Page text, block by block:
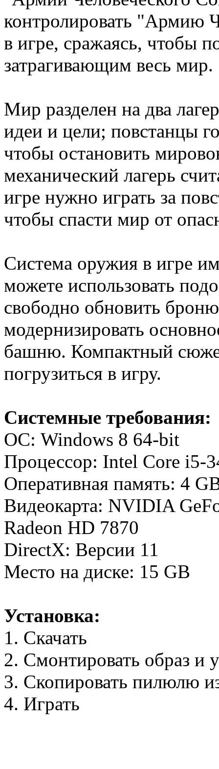
контролировать "Армию
в игре, сражаясь, чтобы
затрагивающим весь мир.
Мир разделен на два
идеи и цели; повстанцы
чтобы остановить
механический лагерь
игре нужно играть за
чтобы спасти мир от
Система оружия в игре
можете использовать
свободно обновить
модернизировать
башню. Компактный
погрузиться в игру.
Системные требования:
ОС: Windows 8 64-bit
Процессор: Intel Core i5-
Оперативная память: 4
Видеокарта: NVIDIA
Radeon HD 7870
DirectX: Версии 11
Место на диске: 15 GB
Установка:
1. Скачать
2. Смонтировать образ и
3. Скопировать пилюлю
4. Играть